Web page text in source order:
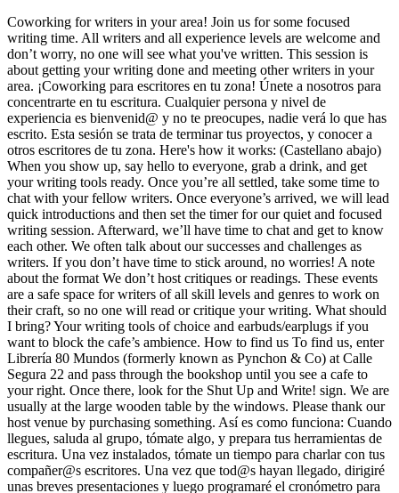
Coworking for writers in your area! Join us for some focused
writing time. All writers and all experience levels are welcome and
don’t worry, no one will see what you've written. This session is
about getting your writing done and meeting other writers in your
area. ¡Coworking para escritores en tu zona! Únete a nosotros para
concentrarte en tu escritura. Cualquier persona y nivel de
experiencia es bienvenid@ y no te preocupes, nadie verá lo que has
escrito. Esta sesión se trata de terminar tus proyectos, y conocer a
otros escritores de tu zona. Here's how it works: (Castellano abajo)
When you show up, say hello to everyone, grab a drink, and get
your writing tools ready. Once you’re all settled, take some time to
chat with your fellow writers. Once everyone’s arrived, we will lead
quick introductions and then set the timer for our quiet and focused
writing session. Afterward, we’ll have time to chat and get to know
each other. We often talk about our successes and challenges as
writers. If you don’t have time to stick around, no worries! A note
about the format We don’t host critiques or readings. These events
are a safe space for writers of all skill levels and genres to work on
their craft, so no one will read or critique your writing. What should
I bring? Your writing tools of choice and earbuds/earplugs if you
want to block the cafe’s ambience. How to find us To find us, enter
Librería 80 Mundos (formerly known as Pynchon & Co) at Calle
Segura 22 and pass through the bookshop until you see a cafe to
your right. Once there, look for the Shut Up and Write! sign. We are
usually at the large wooden table by the windows. Please thank our
host venue by purchasing something. Así es como funciona: Cuando
llegues, saluda al grupo, tómate algo, y prepara tus herramientas de
escritura. Una vez instalados, tómate un tiempo para charlar con tus
compañer@s escritores. Una vez que tod@s hayan llegado, dirigiré
unas breves presentaciones y luego programaré el cronómetro para